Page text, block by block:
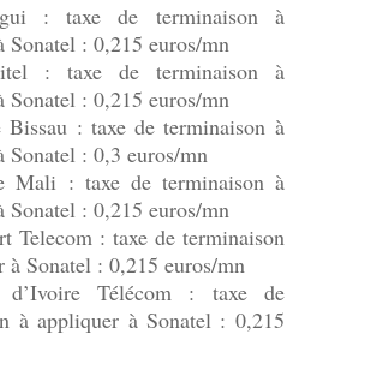
: taxe de terminaison à
Sonatel : 0,215 euros/mn
: taxe de terminaison à
Sonatel : 0,215 euros/mn
: taxe de terminaison à
Sonatel : 0,3 euros/mn
Mali : taxe de terminaison à
Sonatel : 0,215 euros/mn
Telecom : taxe de terminaison
à Sonatel : 0,215 euros/mn
Télécom : taxe de
à appliquer à Sonatel : 0,215